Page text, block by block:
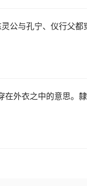
公与孔宁、仪行父都
在外衣之中的意思。